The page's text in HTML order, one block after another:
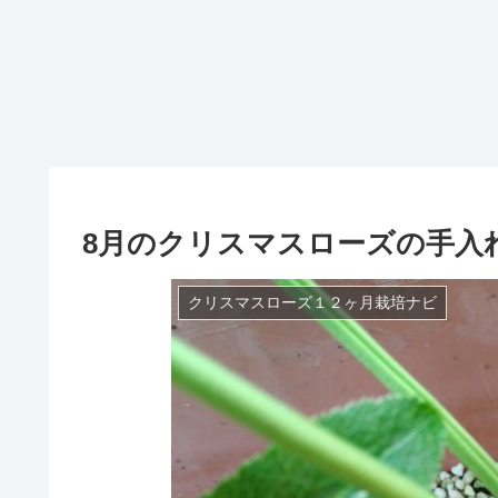
8月のクリスマスローズの手入
クリスマスローズ１２ヶ月栽培ナビ